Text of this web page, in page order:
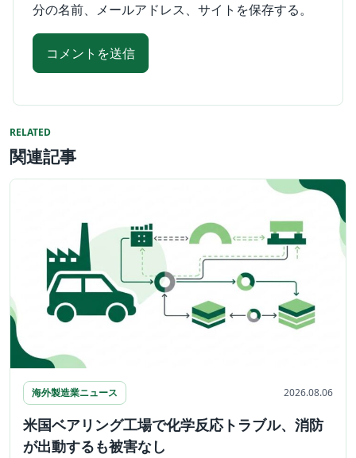
分の名前、メールアドレス、サイトを保存する。
RELATED
関連記事
海外製造業ニュース 2026.08.06
米国ベアリング工場で化学反応トラブル、消防
が出動するも被害なし